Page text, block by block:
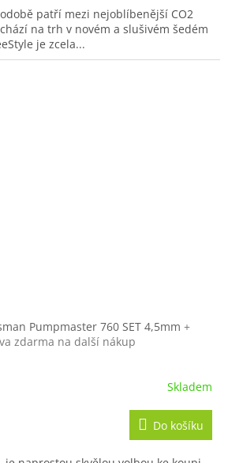
patří mezi nejoblíbenější CO2
na trh v novém a slušivém šedém
je zcela...
Pumpmaster 760 SET 4,5mm +
zdarma na další nákup
Skladem
Do košíku